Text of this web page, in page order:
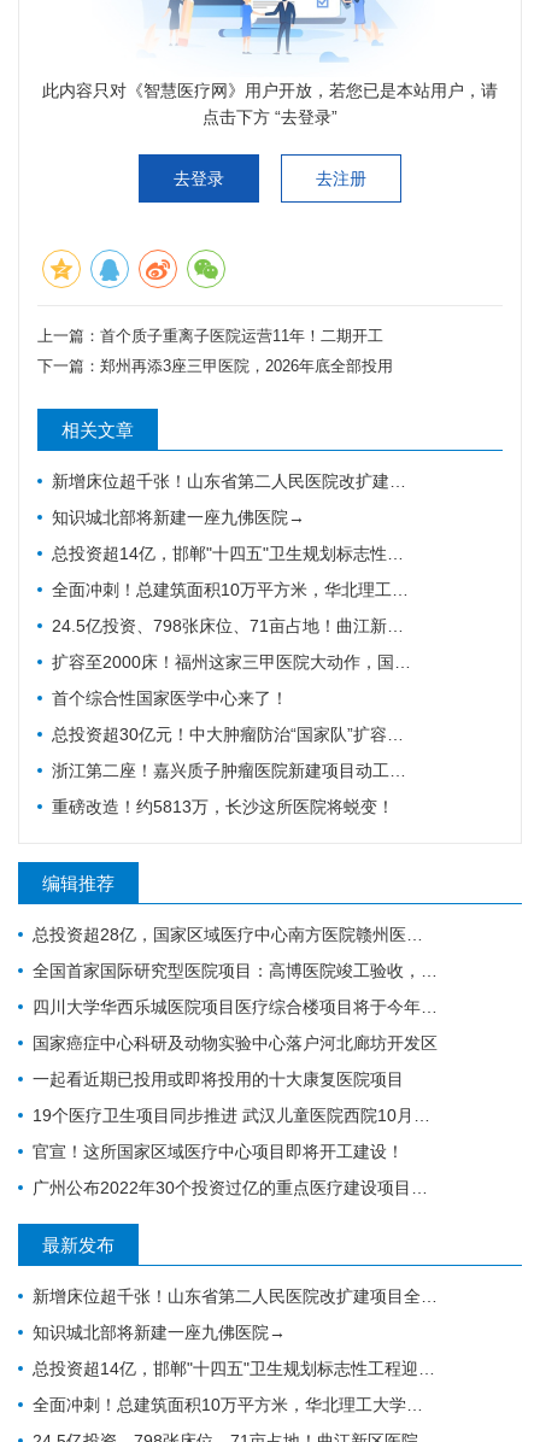
此内容只对《智慧医疗网》用户开放，若您已是本站用户，请
点击下方 “去登录”
去登录 去注册
上一篇： 首个质子重离子医院运营11年！二期开工
下一篇： 郑州再添3座三甲医院，2026年底全部投用
相关文章
新增床位超千张！山东省第二人民医院改扩建项目全力推进，地上主体施工倒计时
知识城北部将新建一座九佛医院→
总投资超14亿，邯郸"十四五"卫生规划标志性工程迎施工方落地
全面冲刺！总建筑面积10万平方米，华北理工大学附属医院花海院区一期工程加速成型
24.5亿投资、798张床位、71亩占地！曲江新区医院的"最后一公里"冲刺
扩容至2000床！福州这家三甲医院大动作，国家级防治基地预计2028年建成
首个综合性国家医学中心来了！
总投资超30亿元！中大肿瘤防治“国家队”扩容，绘就健康天河新蓝图
浙江第二座！嘉兴质子肿瘤医院新建项目动工，10亿投资守护健康嘉兴
重磅改造！约5813万，长沙这所医院将蜕变！
编辑推荐
总投资超28亿，国家区域医疗中心南方医院赣州医院开工建设
全国首家国际研究型医院项目：高博医院竣工验收，明年投入运营
四川大学华西乐城医院项目医疗综合楼项目将于今年竣工
国家癌症中心科研及动物实验中心落户河北廊坊开发区
一起看近期已投用或即将投用的十大康复医院项目
19个医疗卫生项目同步推进 武汉儿童医院西院10月交付 武汉经开区投资70亿元建设“健康车谷”
官宣！这所国家区域医疗中心项目即将开工建设！
广州公布2022年30个投资过亿的重点医疗建设项目，全力打造医疗卫生高地｜广州篇
最新发布
新增床位超千张！山东省第二人民医院改扩建项目全力推进，地上主体施工倒计时
知识城北部将新建一座九佛医院→
总投资超14亿，邯郸"十四五"卫生规划标志性工程迎施工方落地
全面冲刺！总建筑面积10万平方米，华北理工大学附属医院花海院区一期工程加速成型